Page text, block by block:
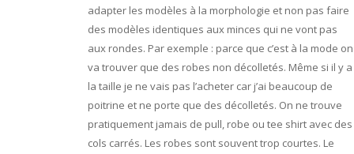
adapter les modèles à la morphologie et non pas faire
des modèles identiques aux minces qui ne vont pas
aux rondes. Par exemple : parce que c’est à la mode on
va trouver que des robes non décolletés. Même si il y a
la taille je ne vais pas l’acheter car j’ai beaucoup de
poitrine et ne porte que des décolletés. On ne trouve
pratiquement jamais de pull, robe ou tee shirt avec des
cols carrés. Les robes sont souvent trop courtes. Le